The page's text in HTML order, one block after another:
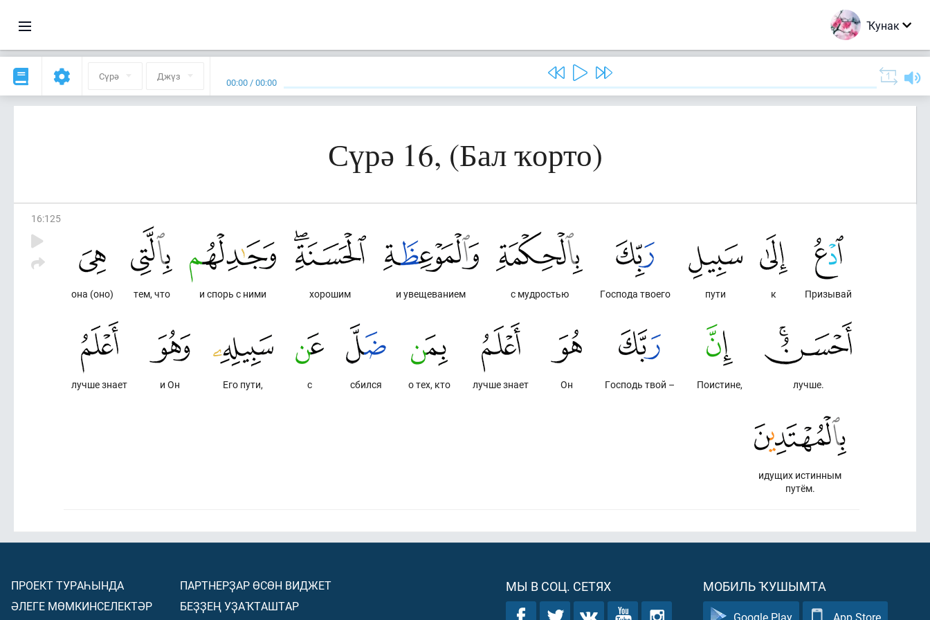
Ҡунак
Сүрә Джүз 00:00 /00:00
Сүрә 16, (Бал ҡорто)
16:125
Призывай
к
пути
Господа твоего
с мудростью
и увещеванием
хорошим
и спорь с ними
тем, что
она (оно)
лучше.
Поистине,
Господь твой –
Он
лучше знает
о тех, кто
сбился
с
Его пути,
и Он
лучше знает
идущих истинным
путём.
ПРОЕКТ ТУРАҺЫНДА
ӘЛЕГЕ МӨМКИНСЕЛЕКТӘР
ПАРТНЕРҘАР ӨСӨН ВИДЖЕТ
БЕҘҘЕҢ УҘАҠТАШТАР
МЫ В СОЦ. СЕТЯХ МОБИЛЬ ҠУШЫМТА
Google Play App Store